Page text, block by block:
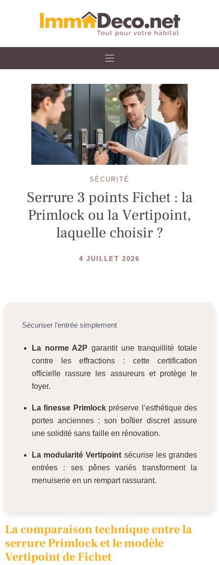
SÉCURITÉ
Serrure 3 points Fichet : la
Primlock ou la Vertipoint,
laquelle choisir ?
4 JUILLET 2026
Sécuriser l’entrée simplement
La norme A2P garantit une tranquillité totale
contre les effractions : cette certification
officielle rassure les assureurs et protège le
foyer.
La finesse Primlockpréserve l’esthétique des
portes anciennes : son boîtier discret assure
une solidité sans faille en rénovation.
La modularité Vertipoint sécurise les grandes
entrées : ses pênes variés transforment la
menuiserie en un rempart rassurant.
La comparaison technique entre la
serrure Primlock et le modèle
Vertipoint de Fichet